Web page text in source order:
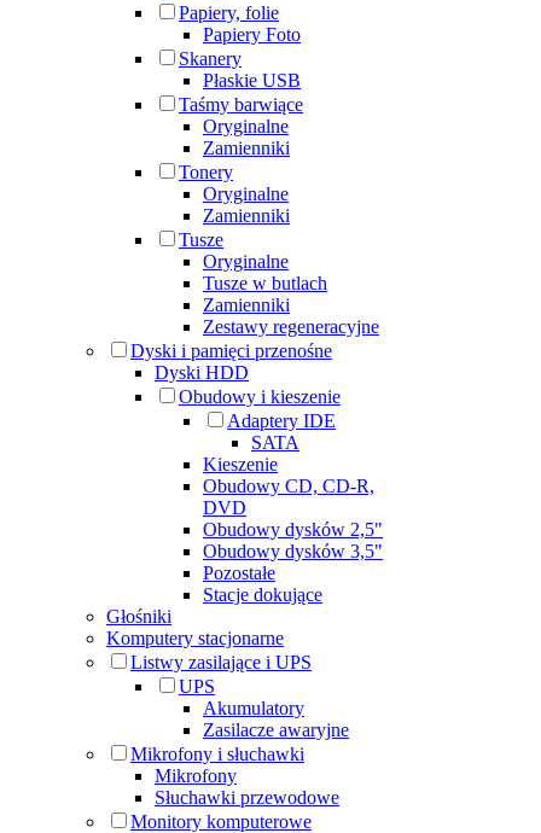
Papiery, folie
Papiery Foto
Skanery
Płaskie USB
Taśmy barwiące
Oryginalne
Zamienniki
Tonery
Oryginalne
Zamienniki
Tusze
Oryginalne
Tusze w butlach
Zamienniki
Zestawy regeneracyjne
Dyski i pamięci przenośne
Dyski HDD
Obudowy i kieszenie
Adaptery IDE
SATA
Kieszenie
Obudowy CD, CD-R,
DVD
Obudowy dysków 2,5"
Obudowy dysków 3,5"
Pozostałe
Stacje dokujące
Głośniki
Komputery stacjonarne
Listwy zasilające i UPS
UPS
Akumulatory
Zasilacze awaryjne
Mikrofony i słuchawki
Mikrofony
Słuchawki przewodowe
Monitory komputerowe